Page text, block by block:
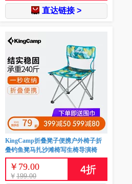
直达链接 >
KingCamp折叠凳子便携户外椅子折
叠钓鱼凳马扎沙滩椅写生椅导演椅
￥ 79.00
￥ 199.00
4折